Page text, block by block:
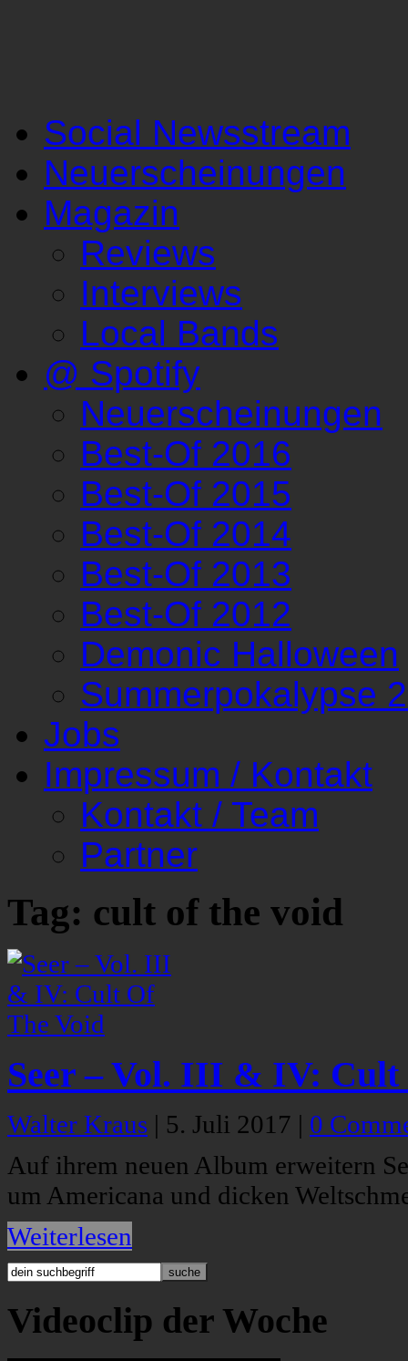
Social Newsstream
Neuerscheinungen
Magazin
Reviews
Interviews
Local Bands
@ Spotify
Neuerscheinungen
Best-Of 2016
Best-Of 2015
Best-Of 2014
Best-Of 2013
Best-Of 2012
Demonic Halloween
Summerpokalypse
Jobs
Impressum / Kontakt
Kontakt / Team
Partner
Tag: cult of the void
Seer – Vol. III & IV: Cult
Walter Kraus | 5. Juli 2017 | 0
Auf ihrem neuen Album erweitern
um Americana und dicken
Weiterlesen
Videoclip der Woche